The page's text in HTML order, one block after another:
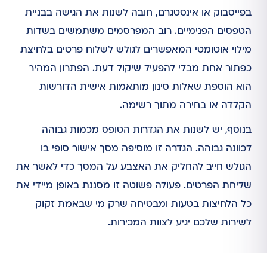
בפייסבוק או אינסטגרם, חובה לשנות את הגישה בבניית
הטפסים הפנימיים. רוב המפרסמים משתמשים בשדות
מילוי אוטומטי המאפשרים לגולש לשלוח פרטים בלחיצת
כפתור אחת מבלי להפעיל שיקול דעת. הפתרון המהיר
הוא הוספת שאלות סינון מותאמות אישית הדורשות
הקלדה או בחירה מתוך רשימה.
בנוסף, יש לשנות את הגדרות הטופס מכמות גבוהה
לכוונה גבוהה. הגדרה זו מוסיפה מסך אישור סופי בו
הגולש חייב להחליק את האצבע על המסך כדי לאשר את
שליחת הפרטים. פעולה פשוטה זו מסננת באופן מיידי את
כל הלחיצות בטעות ומבטיחה שרק מי שבאמת זקוק
לשירות שלכם יגיע לצוות המכירות.